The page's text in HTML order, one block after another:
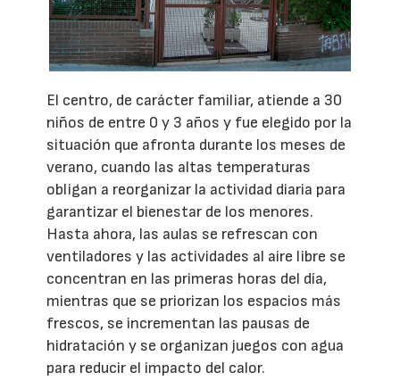
El centro, de carácter familiar, atiende a 30
niños de entre 0 y 3 años y fue elegido por la
situación que afronta durante los meses de
verano, cuando las altas temperaturas
obligan a reorganizar la actividad diaria para
garantizar el bienestar de los menores.
Hasta ahora, las aulas se refrescan con
ventiladores y las actividades al aire libre se
concentran en las primeras horas del día,
mientras que se priorizan los espacios más
frescos, se incrementan las pausas de
hidratación y se organizan juegos con agua
para reducir el impacto del calor.